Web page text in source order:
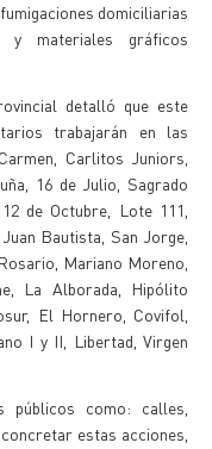
domiciliarias
y materiales gráficos
detalló que este
trabajarán en las
Carlitos Juniors,
16 de Julio, Sagrado
de Octubre, Lote 111,
Bautista, San Jorge,
Mariano Moreno,
La Alborada, Hipólito
El Hornero, Covifol,
I y II, Libertad, Virgen
públicos como: calles,
estas acciones,